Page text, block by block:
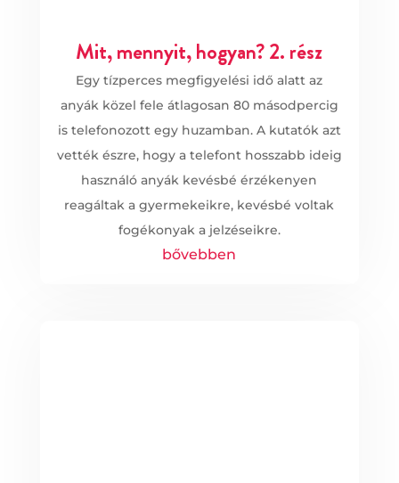
Mit, mennyit, hogyan? 2. rész
Egy tízperces megfigyelési idő alatt az
anyák közel fele átlagosan 80 másodpercig
is telefonozott egy huzamban. A kutatók azt
vették észre, hogy a telefont hosszabb ideig
használó anyák kevésbé érzékenyen
reagáltak a gyermekeikre, kevésbé voltak
fogékonyak a jelzéseikre.
bővebben